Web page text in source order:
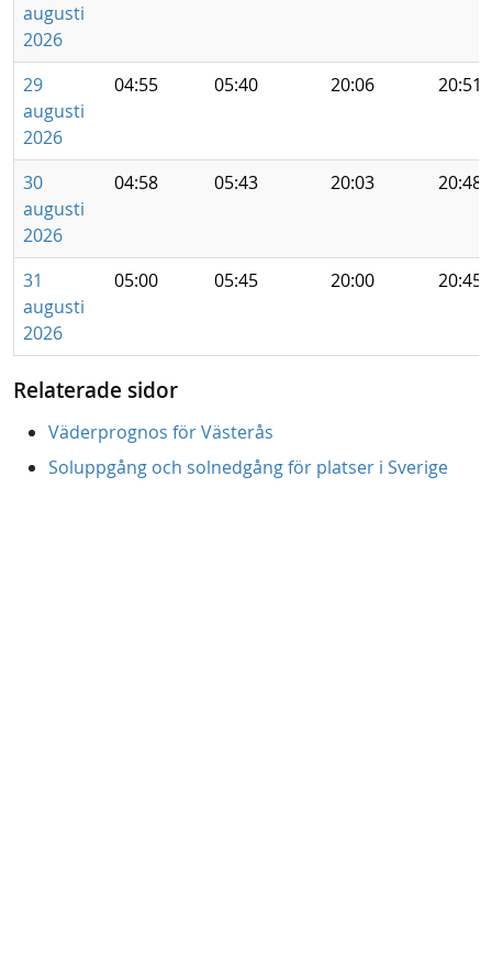
augusti
2026
29
augusti
2026
04:55 05:40 20:06 20:51
30
augusti
2026
04:58 05:43 20:03 20:48
31
augusti
2026
05:00 05:45 20:00 20:45
Relaterade sidor
Väderprognos för Västerås
Soluppgång och solnedgång för platser i Sverige